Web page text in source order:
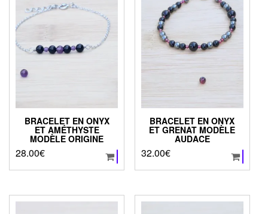
BRACELET EN ONYX
ET AMÉTHYSTE
MODÈLE ORIGINE
28.00€
BRACELET EN ONYX
ET GRENAT MODÈLE
AUDACE
32.00€